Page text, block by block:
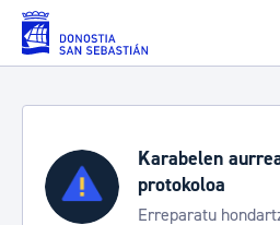
Eduki nagusira joan
Aste Nagusia
Trafiko